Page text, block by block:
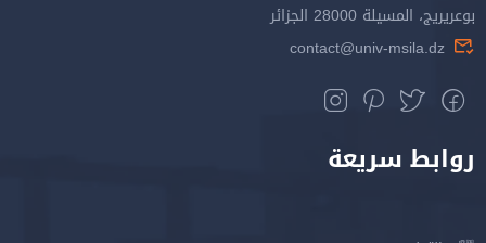
بوعريريج، المسيلة 28000 الجزائر
contact@univ-msila.dz
روابط سريعة